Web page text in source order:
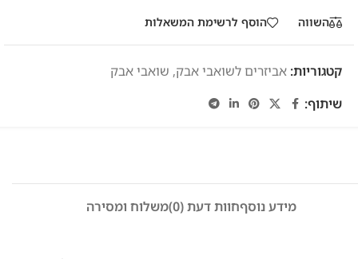
השווה הוסף לרשימת המשאלות
קטגוריות: אביזרים לשואבי אבק, שואבי אבק
שיתוף:
מידע נוסףחוות דעת (0) משלוח ומסירה